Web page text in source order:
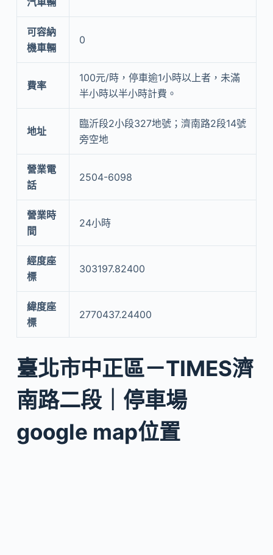
可容納
機車輛
0
費率
100元/時，停車逾1小時以上者，未滿
半小時以半小時計費。
地址
臨沂段2小段327地號；濟南路2段14號
旁空地
營業電
話
2504-6098
營業時
間
24小時
經度座
標
303197.82400
緯度座
標
2770437.24400
臺北市中正區－TIMES濟
南路二段｜停車場
google map位置